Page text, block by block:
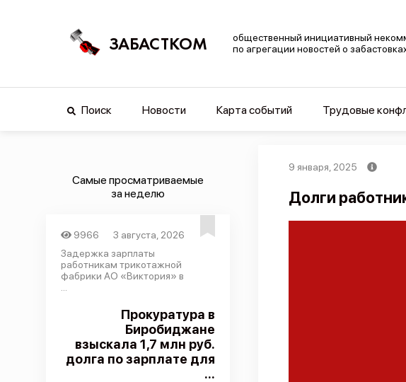
ЗАБАСТКОМ
общественный инициативный
по агрегации новостей о
Поиск Новости Карта событий Трудовые
Самые просматриваемые
за неделю
9966
3 августа, 2026
Задержка зарплаты
работникам трикотажной
фабрики АО «Виктория» в
Прокуратура в
Биробиджане
взыскала 1,7 млн руб.
долга по зарплате для
...
9 января, 2025
Долги